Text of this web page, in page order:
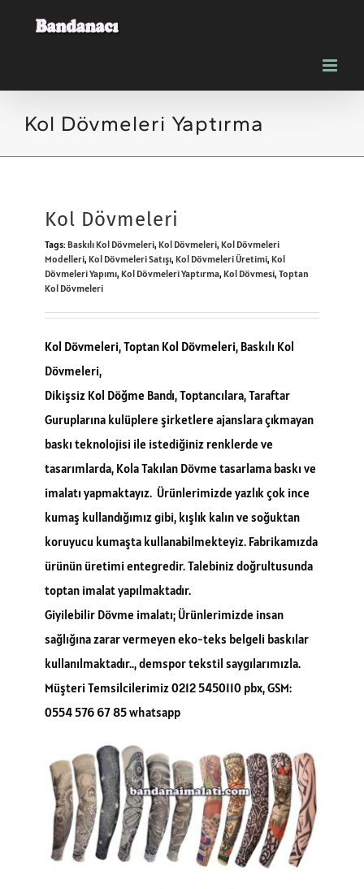
Kol Dövmeleri Yaptırma
Kol Dövmeleri
Tags: Baskılı Kol Dövmeleri, Kol Dövmeleri, Kol Dövmeleri
Modelleri, Kol Dövmeleri Satışı, Kol Dövmeleri Üretimi, Kol
Dövmeleri Yapımı, Kol Dövmeleri Yaptırma, Kol Dövmesi, Toptan
Kol Dövmeleri
Kol Dövmeleri,Toptan Kol Dövmeleri, Baskılı Kol
Dövmeleri,
Dikişsiz Kol Döğme Bandı, Toptancılara, Taraftar
Guruplarına kulüplere şirketlere ajanslara çıkmayan
baskı teknolojisi ile istediğiniz renklerde ve
tasarımlarda, Kola Takılan Dövme tasarlama baskı ve
imalatı yapmaktayız. Ürünlerimizde yazlık çok ince
kumaş kullandığımız gibi, kışlık kalın ve soğuktan
koruyucu kumaşta kullanabilmekteyiz. Fabrikamızda
ürünün üretimi entegredir. Talebiniz doğrultusunda
toptan imalat yapılmaktadır.
Giyilebilir Dövme imalatı; Ürünlerimizde insan
sağlığına zarar vermeyen eko-teks belgeli baskılar
kullanılmaktadır.., demspor tekstil saygılarımızla.
Müşteri Temsilcilerimiz 0212 5450110 pbx, GSM:
0554 576 67 85 whatsapp